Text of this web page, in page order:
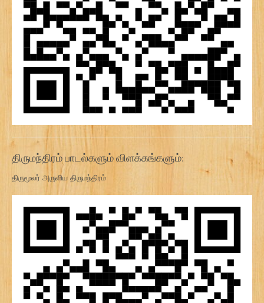
திருமந்திரம் பாடல்களும் விளக்கங்களும்:
திருமூலர் அருளிய திருமந்திரம்